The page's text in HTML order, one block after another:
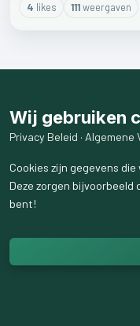
4 likes 111weergaven
Wij gebruiken
Privacy Beleid · Algemene
Cookies zijn gegevens
Deze zorgen
bent!